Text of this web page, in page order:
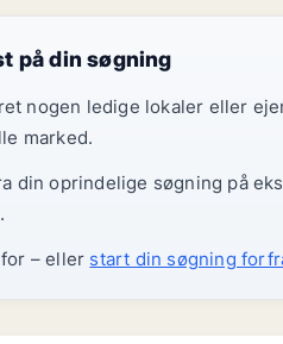
på din søgning
nogen ledige lokaler eller
marked.
din oprindelige søgning på
– eller start din søgning